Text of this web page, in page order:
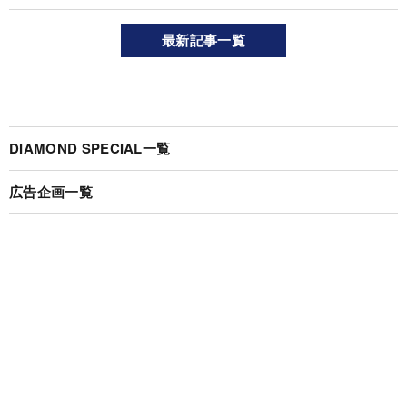
最新記事一覧
DIAMOND SPECIAL一覧
広告企画一覧